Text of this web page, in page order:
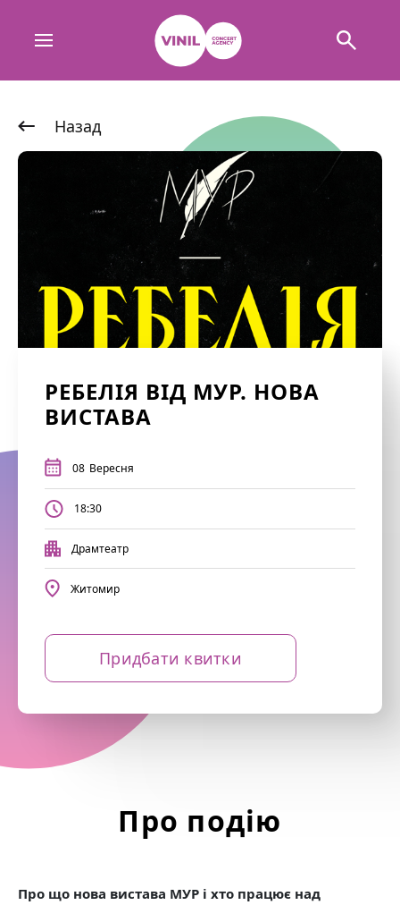
Назад
РЕБЕЛІЯ ВІД МУР. НОВА
ВИСТАВА
08 Вересня
18:30
Драмтеатр
Житомир
Придбати квитки
Про подію
Про що нова вистава МУР і хто працює над